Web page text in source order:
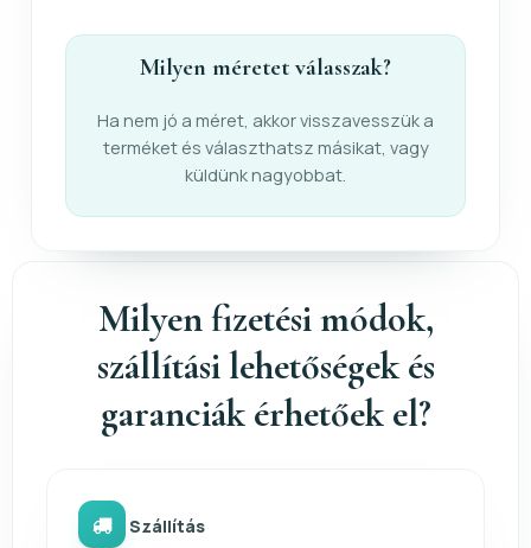
Milyen méretet válasszak?
Ha nem jó a méret, akkor visszavesszük a
terméket és választhatsz másikat, vagy
küldünk nagyobbat.
Milyen fizetési módok,
szállítási lehetőségek és
garanciák érhetőek el?
Szállítás